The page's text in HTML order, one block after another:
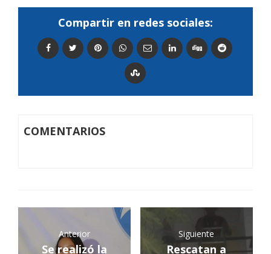
Compartir en redes sociales:
COMENTARIOS
Anterior
Se realizó la
Siguiente
Rescatan a